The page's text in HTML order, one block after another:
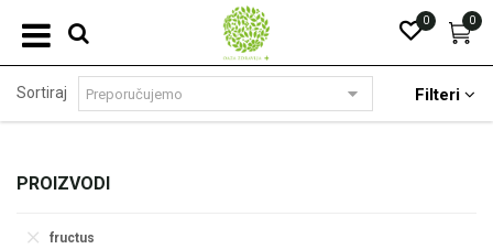
0
0
PROIZVODI
Sortiraj Filteri
fructus